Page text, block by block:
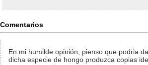
Comentarios
En mi humilde opinión, pienso que podria
dicha especie de hongo produzca copias